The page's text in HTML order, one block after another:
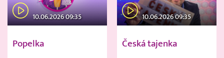
10.06.2026 09:35
Popelka
10.06.2026 09:35
Česká tajenka